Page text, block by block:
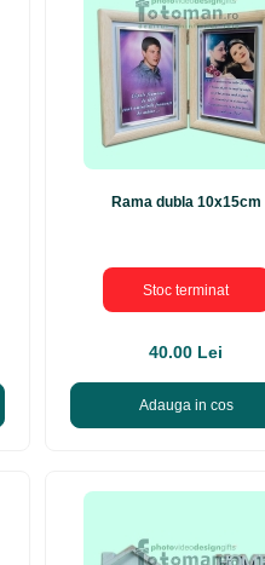
Rama dubla 10x15cm
Stoc terminat
40.00 Lei
Adauga in cos